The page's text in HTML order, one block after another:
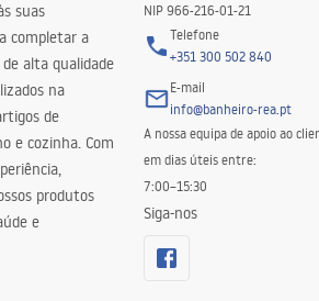
suas
completar a
alta qualidade
na
de
e cozinha. Com
produtos
e
NIP 966-216-01-21
Telefone
+351 300 502 840
E-mail
info@banheiro-rea.pt
A nossa equipa de apoio ao
em dias úteis entre:
7:00–15:30
Siga-nos